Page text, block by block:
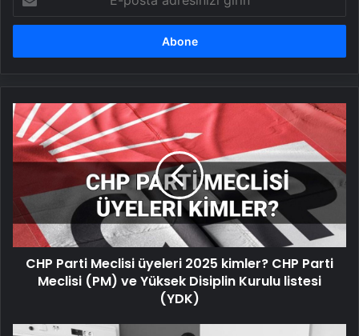
posta
adresinizi
CHP
Parti
Meclisi
üyeleri
kimler?
CHP
Parti
Meclisi
(PM)
Kurulu
CHP Parti Meclisi üyeleri 2025 kimler? CHP Parti
Meclisi (PM) ve Yüksek Disiplin Kurulu listesi
(YDK)